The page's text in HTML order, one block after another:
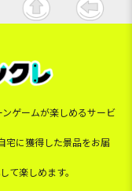
ゲームが楽しめるサービ
宅に獲得した景品をお届
て楽しめます。